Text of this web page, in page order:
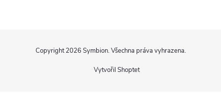
Vytvořil Shoptet
Copyright 2026 Symbion. Všechna práva vyhrazena.